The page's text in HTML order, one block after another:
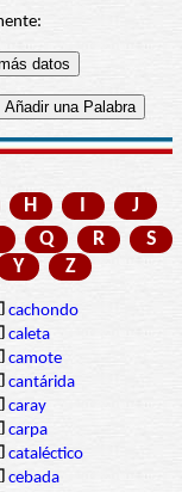
H I
J
Q R
S
Y Z
cachondo
caleta
camote
cantárida
caray
carpa
cataléctico
cebada